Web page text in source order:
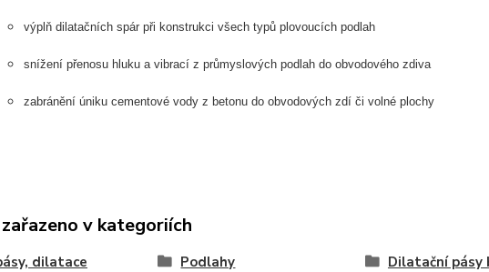
výplň dilatačních spár při konstrukci všech typů plovoucích podlah
snížení přenosu hluku a vibrací z průmyslových podlah do obvodového zdiva
zabránění úniku cementové vody z betonu do obvodových zdí či volné plochy
v kategoriích
dilatace Podlahy Dilatační pásy